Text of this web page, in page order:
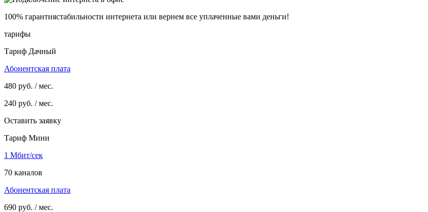
100% гарантиястабильности интернета или вернем все уплаченные вами деньги!
тарифы
Тариф Дачный
Абонентская плата
480 руб. / мес.
240 руб. / мес.
Оставить заявку
Тариф Мини
1 Мбит/сек
70 каналов
Абонентская плата
690 руб. / мес.